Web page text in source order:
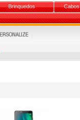
Brinquedos Cabos